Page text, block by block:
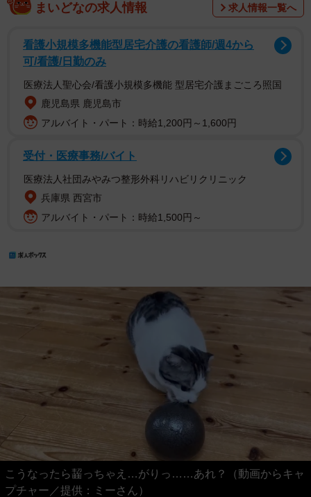
まいどなの求人情報 求人情報一覧へ
看護小規模多機能型居宅介護の看護師/週4から
可/看護/日勤のみ
医療法人聖心会/看護小規模多機能 型居宅介護まごころ照国
鹿児島県 鹿児島市
アルバイト・パート：時給1,200円～1,600円
受付・医療事務/バイト
医療法人社団みやみつ整形外科リハビリクリニック
兵庫県 西宮市
アルバイト・パート：時給1,500円～
こうなったら齧っちゃえ…がりっ……あれ？（動画からキャ
プチャー／提供：ミーさん）